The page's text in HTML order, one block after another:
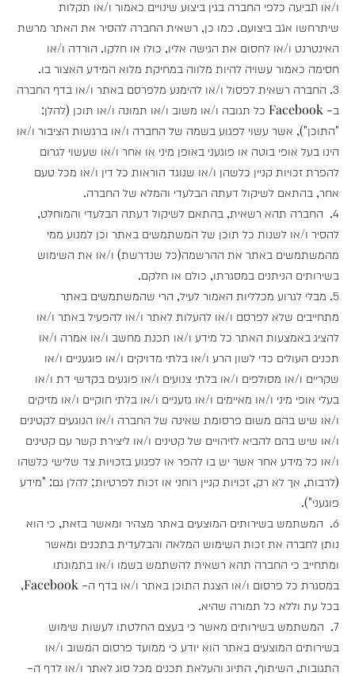
ו/או תביעה כלפי החברה בגין ביצוע שינויים כאמור ו/או תקלות
שיתרחשו אגב ביצועם. כמו כן, רשאית החברה להסיר את האתר מרשת
האינטרנט ו/או לחסום את הגישה אליו, כולו או חלקו. הורדה ו/או
חסימה כאמור עשויה להיות מלווה במחיקת מלוא המידע האצור בו.
3. החברה רשאית לפסול ו/או להימנע מלפרסם באתר ו/או בדף החברה
ב- Facebook כל תגובה ו/או משוב ו/או תמונה ו/או תוכן (להלן:
"התוכן"), אשר עשוי לפגוע בשמה של החברה ו/או ברגשות הציבור ו/או
הינו בעל אופי בוטה או פוגעני באופן מיני או אחר ו/או שעשוי לגרום
להפרת זכויות קניין כלשהן ו/או שנוגד הוראות כל דין ו/או מכל טעם
אחר, בהתאם לשיקול דעתה הבלעדי והמלא של החברה.
4. החברה תהא רשאית, בהתאם לשיקול דעתה הבלעדי והמוחלט,
להסיר ו/או לשנות כל תוכן של המשתמשים באתר וכן למנוע ממי
מהמשתמשים באתר את ההרשמה(כל שנדרשת) ו/או את השימוש
בשירותים הניתנים במסגרתו, כולם או חלקם.
5. מבלי לגרוע מכלליות האמור לעיל, הרי שהמשתמשים באתר
מתחייבים שלא לפרסם ו/או להעלות לאתר ו/או להפעיל באתר ו/או
להציג באמצעות האתר כל מידע ו/או תכנת מחשב ו/או אמרה ו/או
תכנים העולים כדי לשון הרע ו/או בלתי מדויקים ו/או פוגעניים ו/או
שקריים ו/או מסולפים ו/או בלתי צנועים ו/או פוגעים בקדשי דת ו/או
בעלי אופי מיני ו/או מאיימים ו/או גזעניים ו/או בלתי חוקיים ו/או מזיקים
ו/או שיש בהם משום פרסומת שאינה של החברה ו/או הנוגעים לקטינים
ו/או שיש בהם להביא לזיהויים של קטינים ו/או ליצירת קשר עם קטינים
ו/או כל מידע אחר אשר יש בו להפר או לפגוע בזכויות צד שלישי כלשהו
(לרבות, אך לא רק, זכויות קניין רוחני או זכות לפרטיות; להלן גם: "מידע
פוגעני").
6. המשתמש בשירותים המוצעים באתר מצהיר ומאשר בזאת, כי הוא
נותן לחברה את זכות השימוש המלאה והבלעדית בתכנים ומאשר
ומתחייב כי החברה תהא רשאית להשתמש בשמו ו/או בתמונתו
במסגרת כל פרסום ו/או הצגת התוכן באתר ו/או בדף ה- Facebook,
בכל עת וללא כל תמורה שהיא.
7. המשתמש בשירותים מאשר כי בעצם החלטתו לעשות שימוש
בשירותים המוצעים באתר הוא יודע כי ממועד פרסום המשוב ו/או
התגובות, השיתוף, התיוג והעלאת תכנים מכל סוג לאתר ו/או לדף ה-